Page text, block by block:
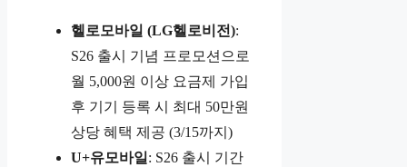
헬로모바일 (LG헬로비전):
S26 출시 기념 프로모션으로
월 5,000원 이상 요금제 가입
후 기기 등록 시 최대 50만원
상당 혜택 제공 (3/15까지)
U+유모바일 : S26 출시 기간